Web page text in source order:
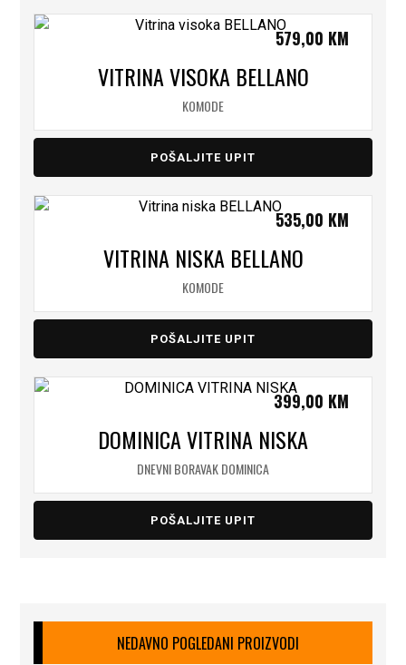
VITRINA VISOKA BELLANO
KOMODE
579,00 KM
POŠALJITE UPIT
VITRINA NISKA BELLANO
KOMODE
535,00 KM
POŠALJITE UPIT
DOMINICA VITRINA NISKA
DNEVNI BORAVAK DOMINICA
399,00 KM
POŠALJITE UPIT
NEDAVNO POGLEDANI PROIZVODI